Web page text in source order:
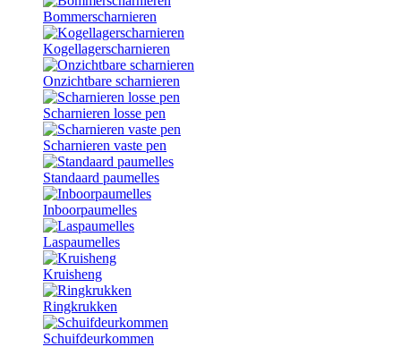
Bommerscharnieren
Kogellagerscharnieren
Onzichtbare scharnieren
Scharnieren losse pen
Scharnieren vaste pen
Standaard paumelles
Inboorpaumelles
Laspaumelles
Kruisheng
Ringkrukken
Schuifdeurkommen